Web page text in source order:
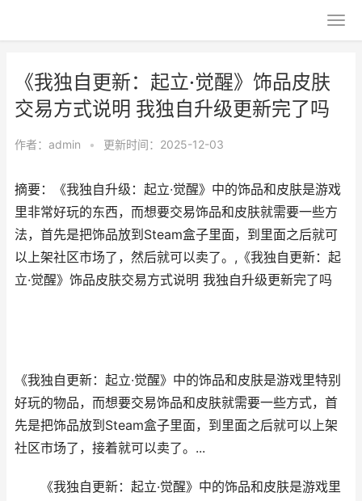
《我独自更新：起立·觉醒》饰品皮肤
交易方式说明 我独自升级更新完了吗
作者： admin • 更新时间：2025-12-03
摘要：《我独自升级：起立·觉醒》中的饰品和皮肤是游戏
里非常好玩的东西，而想要交易饰品和皮肤就需要一些方
法，首先是把饰品放到Steam盒子里面，到里面之后就可
以上架社区市场了，然后就可以卖了。,《我独自更新：起
立·觉醒》饰品皮肤交易方式说明 我独自升级更新完了吗
《我独自更新：起立·觉醒》中的饰品和皮肤是游戏里特别
好玩的物品，而想要交易饰品和皮肤就需要一些方式，首
先是把饰品放到Steam盒子里面，到里面之后就可以上架
社区市场了，接着就可以卖了。...
《我独自更新：起立·觉醒》中的饰品和皮肤是游戏里